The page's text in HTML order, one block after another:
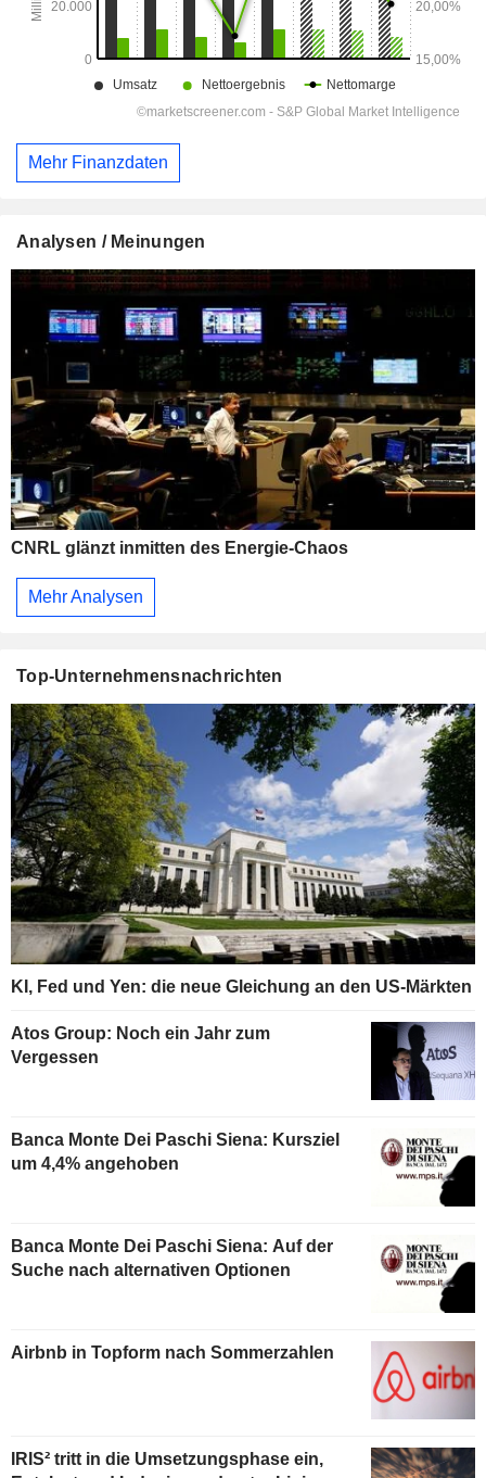
Mehr Finanzdaten
Analysen / Meinungen
CNRL glänzt inmitten des Energie-Chaos
Mehr Analysen
Top-Unternehmensnachrichten
KI, Fed und Yen: die neue Gleichung an den US-Märkten
Atos Group: Noch ein Jahr zum
Vergessen
Banca Monte Dei Paschi Siena: Kursziel
um 4,4% angehoben
Banca Monte Dei Paschi Siena: Auf der
Suche nach alternativen Optionen
Airbnb in Topform nach Sommerzahlen
IRIS² tritt in die Umsetzungsphase ein,